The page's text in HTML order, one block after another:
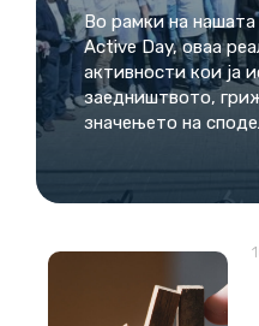
Во рамки на нашата
Active Day, оваа
активности кои ја
заедништвото,
значењето на